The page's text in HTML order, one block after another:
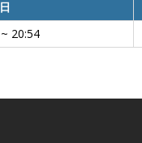
20:54